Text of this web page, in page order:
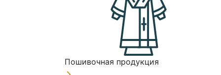
Пошивочная продукция